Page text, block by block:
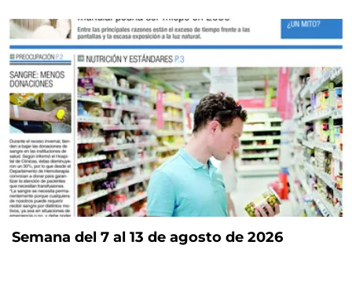
Semana del 7 al 13 de agosto de 2026